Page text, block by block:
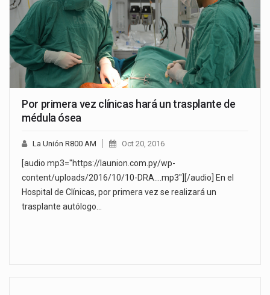
Por primera vez clínicas hará un trasplante de
médula ósea
La Unión R800 AM Oct 20, 2016
[audio mp3="https://launion.com.py/wp-
content/uploads/2016/10/10-DRA....mp3"][/audio] En el
Hospital de Clínicas, por primera vez se realizará un
trasplante autólogo…